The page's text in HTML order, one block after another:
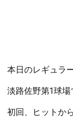
本日のレギュラ
淡路佐野第1球場
初回、ヒットか